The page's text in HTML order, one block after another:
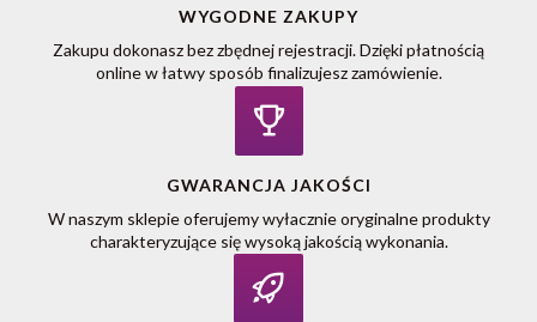
WYGODNE ZAKUPY
Zakupu dokonasz bez zbędnej rejestracji. Dzięki płatnością
online w łatwy sposób finalizujesz zamówienie.
GWARANCJA JAKOŚCI
W naszym sklepie oferujemy wyłacznie oryginalne produkty
charakteryzujące się wysoką jakością wykonania.